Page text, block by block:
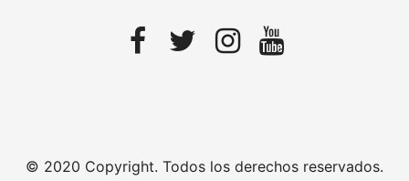
© 2020 Copyright. Todos los derechos reservados.